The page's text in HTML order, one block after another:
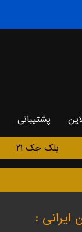
پشتیبانی
بلک جک ۲۱
: